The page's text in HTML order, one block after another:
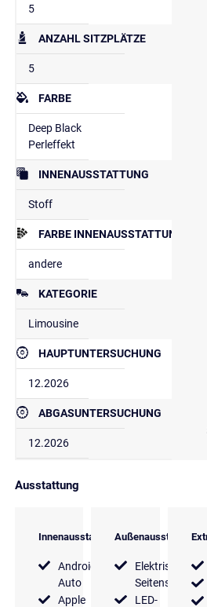
5
ANZAHL SITZPLÄTZE
5
FARBE
Deep Black
Perleffekt
INNENAUSSTATTUNG
Stoff
FARBE INNENAUSSTATTUNG
andere
KATEGORIE
Limousine
HAUPTUNTERSUCHUNG
12.2026
ABGASUNTERSUCHUNG
12.2026
Ausstattung
Innenausstattung
Android
Auto
Apple
Außenausstattung
Elektrische
Seitenspiegel
LED-